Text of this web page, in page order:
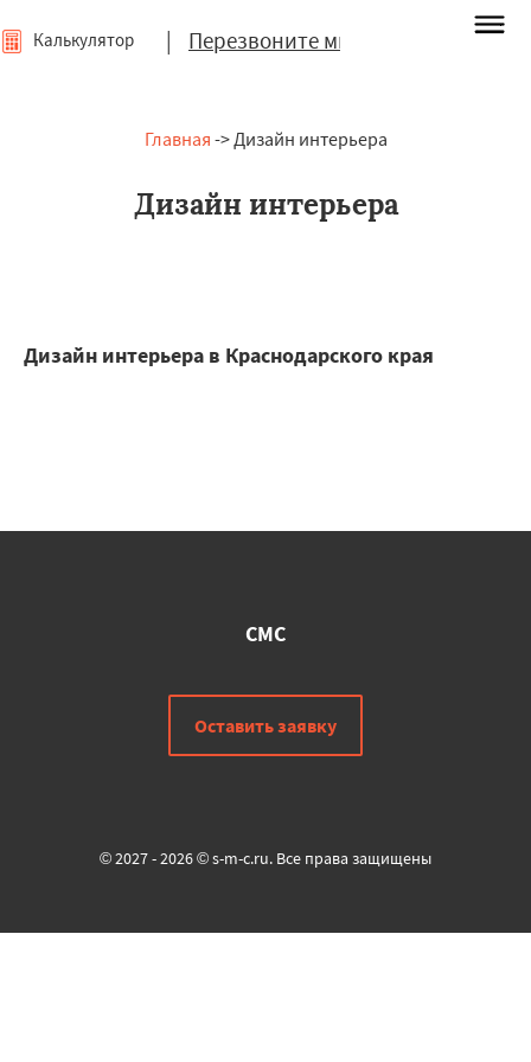
| Перезвоните мне
Калькулятор
Главная -> Дизайн интерьера
Дизайн интерьера
Дизайн интерьера в Краснодарского края
СМС
Оставить заявку
© 2027 - 2026 © s-m-c.ru. Все права защищены